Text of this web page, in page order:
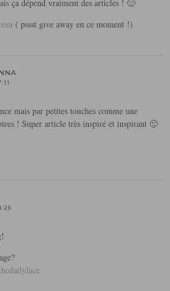
ça dépend vraiment des articles ! 🙂
( pssst give away en ce moment !)
mais par petites touches comme une
! Super article très inspiré et inspirant 🙂